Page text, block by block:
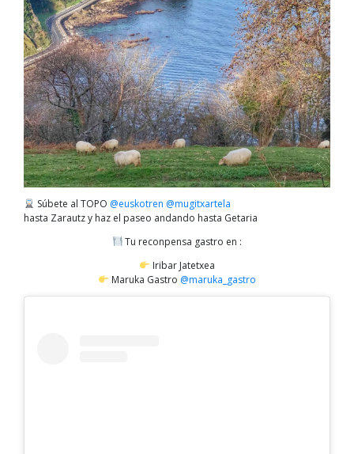
Súbete al TOPO @euskotren @mugitxartela
hasta Zarautz y haz el paseo andando hasta Getaria
Tu reconpensa gastro en :
Iribar Jatetxea
Maruka Gastro @maruka_gastro